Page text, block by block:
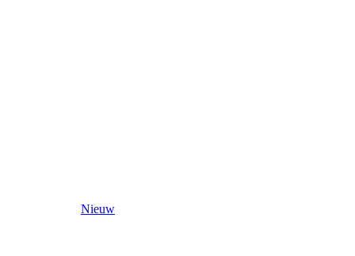
Nieuw